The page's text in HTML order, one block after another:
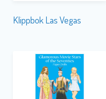
Klippbok Las Vegas